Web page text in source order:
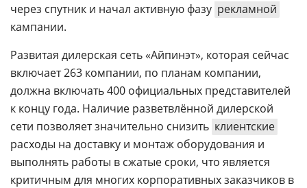
через спутник и начал активную фазу рекламной
кампании.
Развитая дилерская сеть «Айпинэт», которая сейчас
включает 263 компании, по планам компании,
должна включать 400 официальных представителей
к концу года. Наличие разветвлённой дилерской
сети позволяет значительно снизить клиентские
расходы на доставку и монтаж оборудования и
выполнять работы в сжатые сроки, что является
критичным для многих корпоративных заказчиков в